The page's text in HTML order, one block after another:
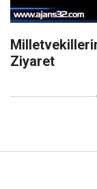
Ziyaret